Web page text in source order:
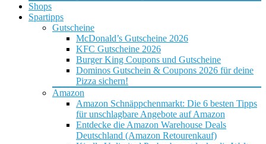
Shops
Spartipps
Gutscheine
McDonald’s Gutscheine 2026
KFC Gutscheine 2026
Burger King Coupons und Gutscheine
Dominos Gutschein & Coupons 2026 für deine
Pizza sichern!
Amazon
Amazon Schnäppchenmarkt: Die 6 besten Tipps
für unschlagbare Angebote auf Amazon
Entdecke die Amazon Warehouse Deals
Deutschland (Amazon Retourenkauf)